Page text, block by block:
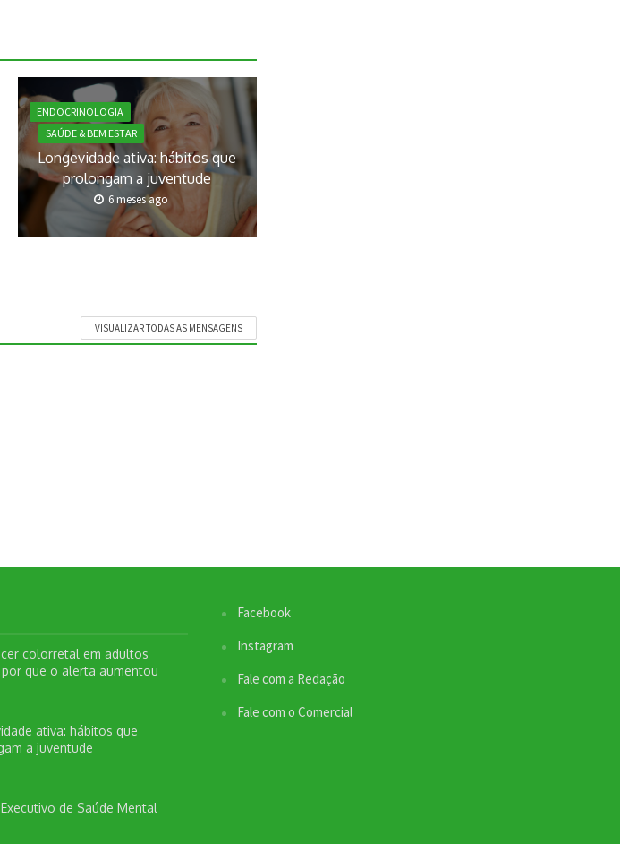
ENDOCRINOLOGIA
SAÚDE & BEM ESTAR
Longevidade ativa: hábitos que
prolongam a juventude
6 meses ago
VISUALIZAR TODAS AS MENSAGENS
colorretal em adultos
que o alerta aumentou
ativa: hábitos que
a juventude
de Saúde Mental
Facebook
Instagram
Fale com a Redação
Fale com o Comercial